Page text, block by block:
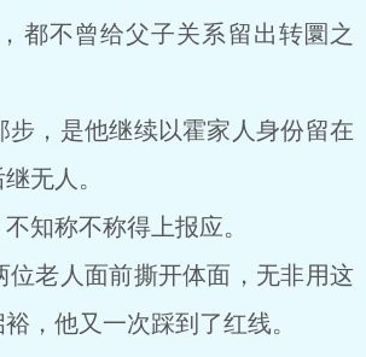
不曾给父子关系留出转圜之
，是他继续以霍家人身份留在
无人。
称不称得上报应。
老人面前撕开体面，无非用这
，他又一次踩到了红线。